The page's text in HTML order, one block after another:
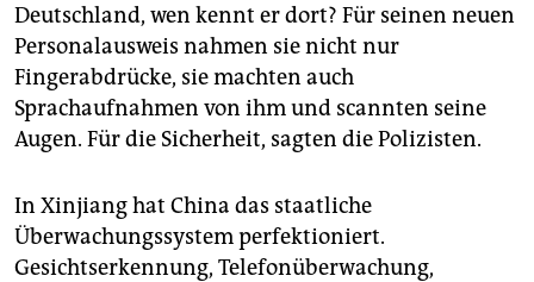
Deutschland, wen kennt er dort? Für seinen neuen
Personalausweis nahmen sie nicht nur
Fingerabdrücke, sie machten auch
Sprachaufnahmen von ihm und scannten seine
Augen. Für die Sicherheit, sagten die Polizisten.
In Xinjiang hat China das staatliche
Überwachungssystem perfektioniert.
Gesichtserkennung, Telefonüberwachung,